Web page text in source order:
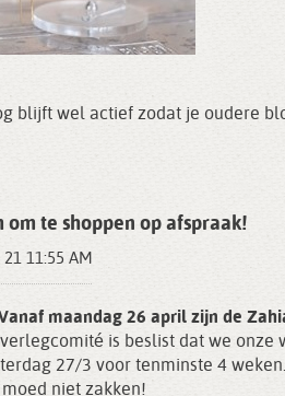
blijft wel actief zodat je oudere
om te shoppen op afspraak!
11:55 AM
maandag 26 april zijn de
is beslist dat we
27/3 voor tenminste 4
niet zakken!